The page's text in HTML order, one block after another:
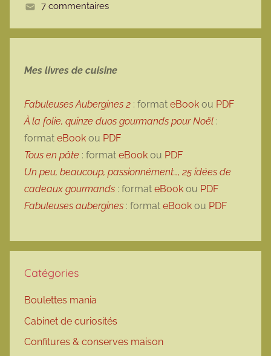
7 commentaires
Mes livres de cuisine
Fabuleuses Aubergines 2 : format eBook ou PDF
À la folie, quinze duos gourmands pour Noël :
format eBook ou PDF
Tous en pâte : format eBook ou PDF
Un peu, beaucoup, passionnément…, 25 idées de
cadeaux gourmands : format eBook ou PDF
Fabuleuses aubergines : format eBook ou PDF
Catégories
Boulettes mania
Cabinet de curiosités
Confitures & conserves maison